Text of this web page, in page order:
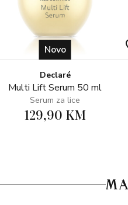
Novo
Declaré
Multi Lift Serum 50 ml
Serum za lice
129,90 KM